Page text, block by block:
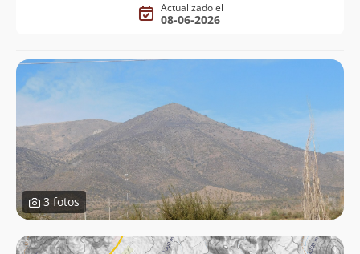
Actualizado el
08-06-2026
3 fotos